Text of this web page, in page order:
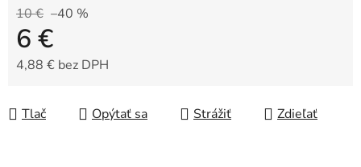
10 € –40 %
6 €
4,88 € bez DPH
Tlač
Opýtať sa Strážiť Zdieľať